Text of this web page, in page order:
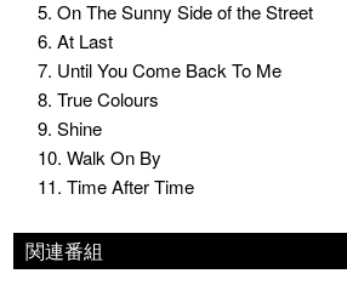
5. On The Sunny Side of the Street
6. At Last
7. Until You Come Back To Me
8. True Colours
9. Shine
10. Walk On By
11. Time After Time
関連番組